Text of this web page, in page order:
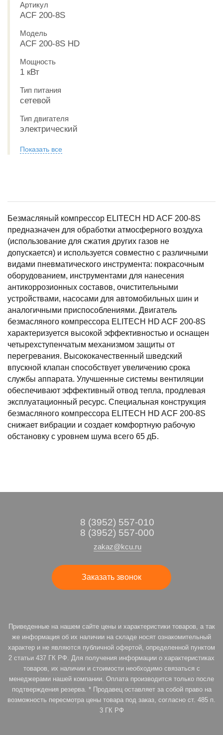
Артикул
ACF 200-8S
Модель
ACF 200-8S HD
Мощность
1 кВт
Тип питания
сетевой
Тип двигателя
электрический
Показать все
Безмасляный компрессор ELITECH HD ACF 200-8S
предназначен для обработки атмосферного воздуха
(использование для сжатия других газов не
допускается) и используется совместно с различными
видами пневматического инструмента: покрасочным
оборудованием, инструментами для нанесения
антикоррозионных составов, очистительными
устройствами, насосами для автомобильных шин и
аналогичными приспособлениями. Двигатель
безмасляного компрессора ELITECH HD ACF 200-8S
характеризуется высокой эффективностью и оснащен
четырехступенчатым механизмом защиты от
перегревания. Высококачественный шведский
впускной клапан способствует увеличению срока
службы аппарата. Улучшенные системы вентиляции
обеспечивают эффективный отвод тепла, продлевая
эксплуатационный ресурс. Специальная конструкция
безмасляного компрессора ELITECH HD ACF 200-8S
снижает вибрации и создает комфортную рабочую
обстановку с уровнем шума всего 65 дБ.
8 (3952) 557-010
8 (3952) 557-000
zakaz@kcu.ru
Заказать звонок
Приведенные на нашем сайте цены и характеристики товаров, а так
же информация об их наличии на складе носят ознакомительный
характер и не являются публичной офертой, определенной пунктом
2 статьи 437 ГК РФ. Для получения информации о характеристиках
товаров, их наличии и стоимости необходимо связаться с
менеджерами нашей компании. Оплата производится только после
подтверждения резерва. * Продавец оставляет за собой право на
возможность пересмотра цены товара под заказ, согласно ст. 485 п.
3 ГК РФ